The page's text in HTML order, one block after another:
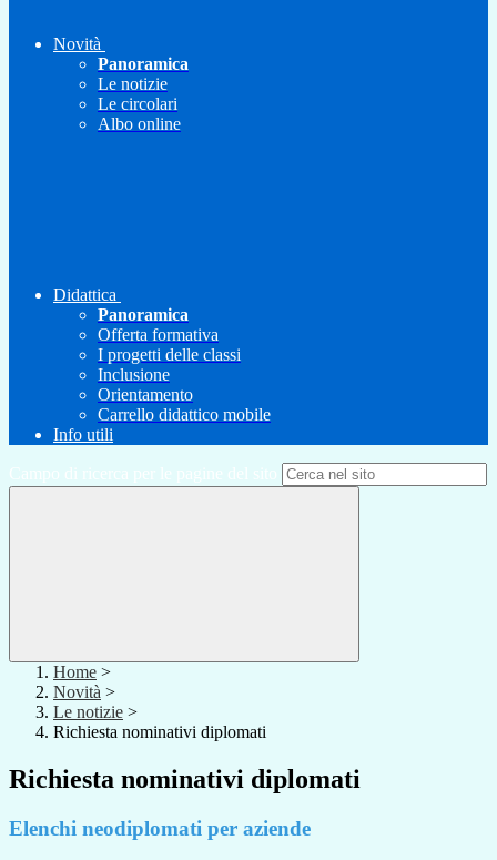
Novità
Panoramica
Le notizie
Le circolari
Albo online
Didattica
Panoramica
Offerta formativa
I progetti delle classi
Inclusione
Orientamento
Carrello didattico mobile
Info utili
Campo di ricerca per le pagine del sito
Home >
Novità >
Le notizie >
Richiesta nominativi diplomati
Richiesta nominativi diplomati
Elenchi neodiplomati per aziende